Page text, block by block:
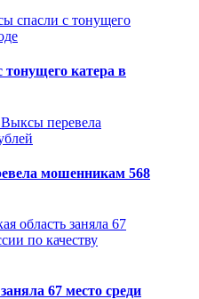
катера в
мошенникам 568
67 место среди